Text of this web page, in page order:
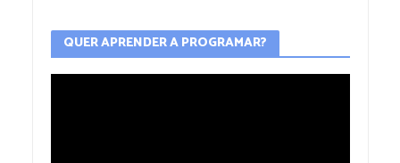
QUER APRENDER A PROGRAMAR?